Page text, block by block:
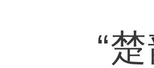
“楚韵